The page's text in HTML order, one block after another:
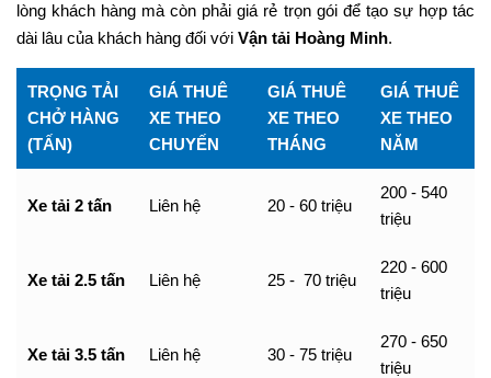
lòng khách hàng mà còn phải giá rẻ trọn gói để tạo sự hợp tác
dài lâu của khách hàng đối với Vận tải Hoàng Minh.
TRỌNG TẢI
CHỞ HÀNG
(TẤN)
GIÁ THUÊ
XE THEO
CHUYẾN
GIÁ THUÊ
XE THEO
THÁNG
GIÁ THUÊ
XE THEO
NĂM
Xe tải 2 tấn Liên hệ 20 - 60 triệu
200 - 540
triệu
Xe tải 2.5 tấn Liên hệ 25 - 70 triệu
220 - 600
triệu
Xe tải 3.5 tấn Liên hệ 30 - 75 triệu
270 - 650
triệu